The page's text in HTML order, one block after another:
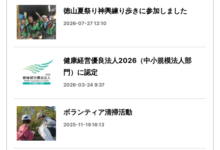
徳山夏祭り神輿練り歩きに参加しました
2026-07-27 12:10
健康経営優良法人2026（中小規模法人部
門）に認定
2026-03-24 9:37
ボランティア清掃活動
2025-11-19 16:13